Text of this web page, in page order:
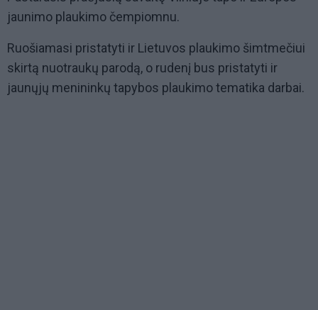
jaunimo plaukimo čempiomnu.
Ruošiamasi pristatyti ir Lietuvos plaukimo šimtmečiui
skirtą nuotraukų parodą, o rudenį bus pristatyti ir
jaunųjų menininkų tapybos plaukimo tematika darbai.